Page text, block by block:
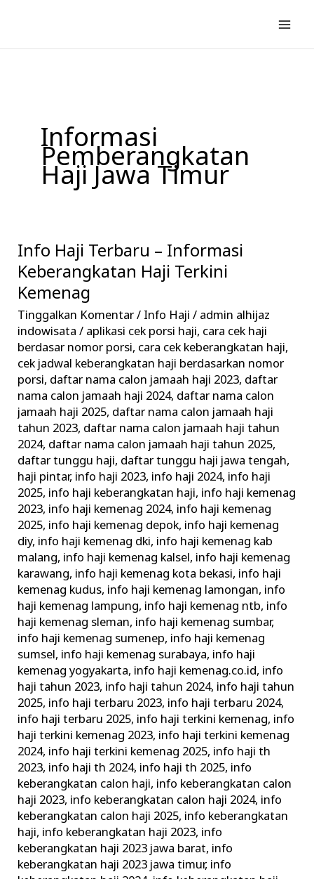
konten
Informasi
Pemberangkatan
Haji Jawa Timur
Info Haji Terbaru – Informasi
Keberangkatan Haji Terkini
Kemenag
Tinggalkan Komentar/ Info Haji / admin alhijaz
indowisata/ aplikasi cek porsi haji, cara cek haji
berdasar nomor porsi, cara cek keberangkatan haji,
cek jadwal keberangkatan haji berdasarkan nomor
porsi, daftar nama calon jamaah haji 2023, daftar
nama calon jamaah haji 2024, daftar nama calon
jamaah haji 2025, daftar nama calon jamaah haji
tahun 2023, daftar nama calon jamaah haji tahun
2024, daftar nama calon jamaah haji tahun 2025,
daftar tunggu haji, daftar tunggu haji jawa tengah,
haji pintar, info haji 2023, info haji 2024, info haji
2025, info haji keberangkatan haji, info haji kemenag
2023, info haji kemenag 2024, info haji kemenag
2025, info haji kemenag depok, info haji kemenag
diy, info haji kemenag dki, info haji kemenag kab
malang, info haji kemenag kalsel, info haji kemenag
karawang, info haji kemenag kota bekasi, info haji
kemenag kudus, info haji kemenag lamongan, info
haji kemenag lampung, info haji kemenag ntb, info
haji kemenag sleman, info haji kemenag sumbar,
info haji kemenag sumenep, info haji kemenag
sumsel, info haji kemenag surabaya, info haji
kemenag yogyakarta, info haji kemenag.co.id, info
haji tahun 2023, info haji tahun 2024, info haji tahun
2025, info haji terbaru 2023, info haji terbaru 2024,
info haji terbaru 2025, info haji terkini kemenag, info
haji terkini kemenag 2023, info haji terkini kemenag
2024, info haji terkini kemenag 2025, info haji th
2023, info haji th 2024, info haji th 2025, info
keberangkatan calon haji, info keberangkatan calon
haji 2023, info keberangkatan calon haji 2024, info
keberangkatan calon haji 2025, info keberangkatan
haji, info keberangkatan haji 2023, info
keberangkatan haji 2023 jawa barat, info
keberangkatan haji 2023 jawa timur, info
Info
Haji
Terbaru
–
Informasi
Keberangkatan
Haji
Terkini
Kemenag